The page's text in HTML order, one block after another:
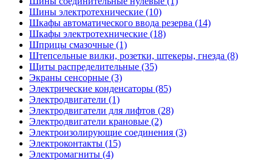
Шины электротехнические (10)
Шкафы автоматического ввода резерва (14)
Шкафы электротехнические (18)
Шприцы смазочные (1)
Штепсельные вилки, розетки, штекеры, гнезда (8)
Щиты распределительные (35)
Экраны сенсорные (3)
Электрические конденсаторы (85)
Электродвигатели (1)
Электродвигатели для лифтов (28)
Электродвигатели крановые (2)
Электроизолирующие соединения (3)
Электроконтакты (15)
Электромагниты (4)